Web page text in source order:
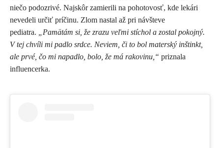
niečo podozrivé. Najskôr zamierili na pohotovosť, kde lekári
nevedeli určiť príčinu. Zlom nastal až pri návšteve
pediatra.
„Pamätám si, že zrazu veľmi stíchol a zostal pokojný.
V tej chvíli mi padlo srdce. Neviem, či to bol materský inštinkt,
ale prvé, čo mi napadlo, bolo, že má rakovinu,“ priznala
influencerka.